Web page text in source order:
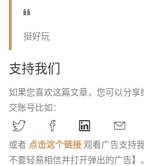
挺好玩
支持我们
如果您喜欢这篇文章，您可以分
交账号比如：
或者 点击这个链接 观看广告支持
不要轻易相信并打开弹出的广告】。